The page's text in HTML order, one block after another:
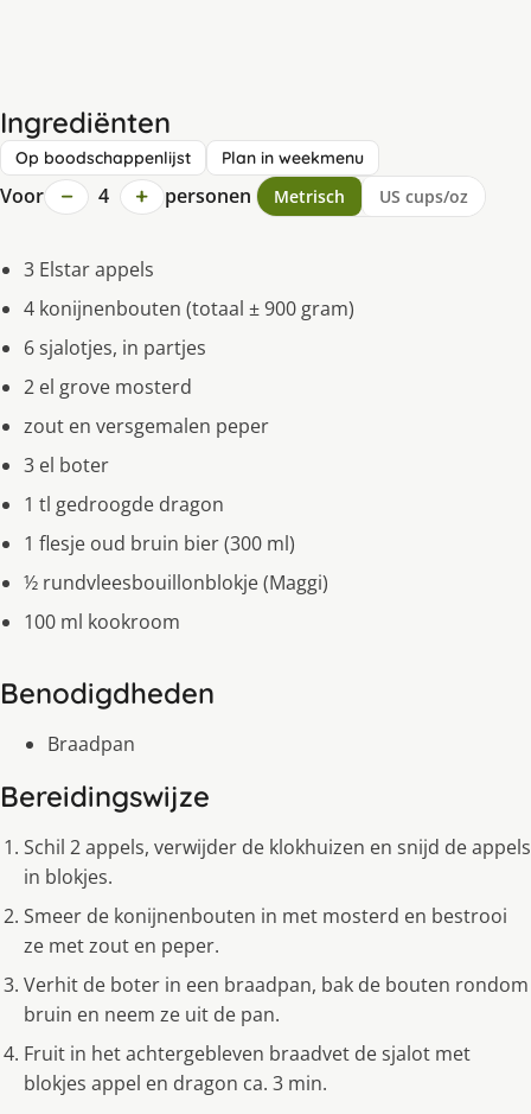
Ingrediënten
Op boodschappenlijst Plan in weekmenu
Voor − 4 + personen Metrisch US cups/oz
3 Elstar appels
4 konijnenbouten (totaal ± 900 gram)
6 sjalotjes, in partjes
2 el grove mosterd
zout en versgemalen peper
3 el boter
1 tl gedroogde dragon
1 flesje oud bruin bier (300 ml)
½ rundvleesbouillonblokje (Maggi)
100 ml kookroom
Benodigdheden
Braadpan
Bereidingswijze
Schil 2 appels, verwijder de klokhuizen en snijd de appels
in blokjes.
Smeer de konijnenbouten in met mosterd en bestrooi
ze met zout en peper.
Verhit de boter in een braadpan, bak de bouten rondom
bruin en neem ze uit de pan.
Fruit in het achtergebleven braadvet de sjalot met
blokjes appel en dragon ca. 3 min.